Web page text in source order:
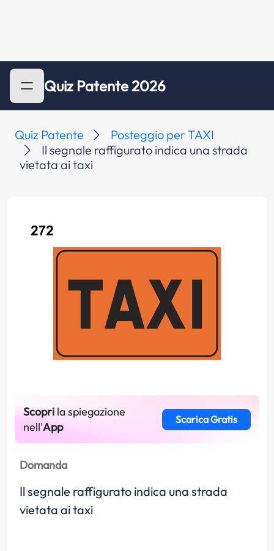
Quiz Patente 2026
Quiz Patente
Posteggio per TAXI
Il segnale raffigurato indica una strada
vietata ai taxi
Scopri la spiegazione
nell'App
Scarica Gratis
Domanda
Il segnale raffigurato indica una strada
vietata ai taxi